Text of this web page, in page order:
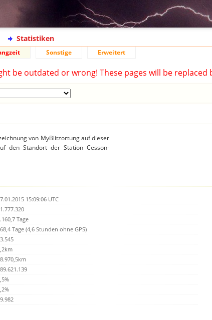
Statistiken
Sonstige Erweitert
be outdated or wrong! These pages will be replaced
von MyBlitzortung auf dieser
den Standort der Station Cesson-
15:09:06 UTC
Tage
Tage (4,6 Stunden ohne GPS)